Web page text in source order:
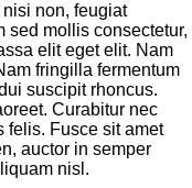
non, feugiat
sed mollis consectetur,
elit eget elit. Nam
fringilla fermentum
suscipit rhoncus.
Curabitur nec
felis. Fusce sit amet
auctor in semper
nisl.